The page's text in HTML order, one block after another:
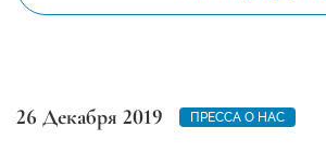
26 Декабря 2019 ПРЕССА О НАС